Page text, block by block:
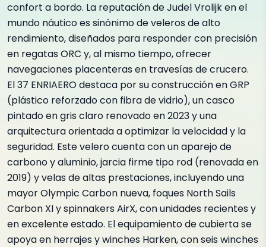
confort a bordo. La reputación de Judel Vrolijk en el
mundo náutico es sinónimo de veleros de alto
rendimiento, diseñados para responder con precisión
en regatas ORC y, al mismo tiempo, ofrecer
navegaciones placenteras en travesías de crucero.
El 37 ENRIAERO destaca por su construcción en GRP
(plástico reforzado con fibra de vidrio), un casco
pintado en gris claro renovado en 2023 y una
arquitectura orientada a optimizar la velocidad y la
seguridad. Este velero cuenta con un aparejo de
carbono y aluminio, jarcia firme tipo rod (renovada en
2019) y velas de altas prestaciones, incluyendo una
mayor Olympic Carbon nueva, foques North Sails
Carbon XI y spinnakers AirX, con unidades recientes y
en excelente estado. El equipamiento de cubierta se
apoya en herrajes y winches Harken, con seis winches